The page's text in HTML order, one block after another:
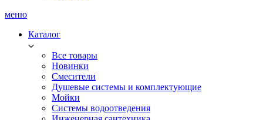
меню
Каталог
Все товары
Новинки
Смесители
Душевые системы и комплектующие
Мойки
Системы водоотведения